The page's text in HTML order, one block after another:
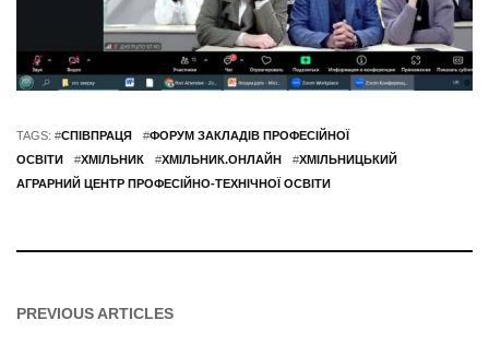
TAGS: #СПІВПРАЦЯ #ФОРУМ ЗАКЛАДІВ ПРОФЕСІЙНОЇ
ОСВІТИ
#ХМІЛЬНИК #ХМІЛЬНИК.ОНЛАЙН #ХМІЛЬНИЦЬКИЙ
АГРАРНИЙ ЦЕНТР ПРОФЕСІЙНО-ТЕХНІЧНОЇ ОСВІТИ
PREVIOUS ARTICLES